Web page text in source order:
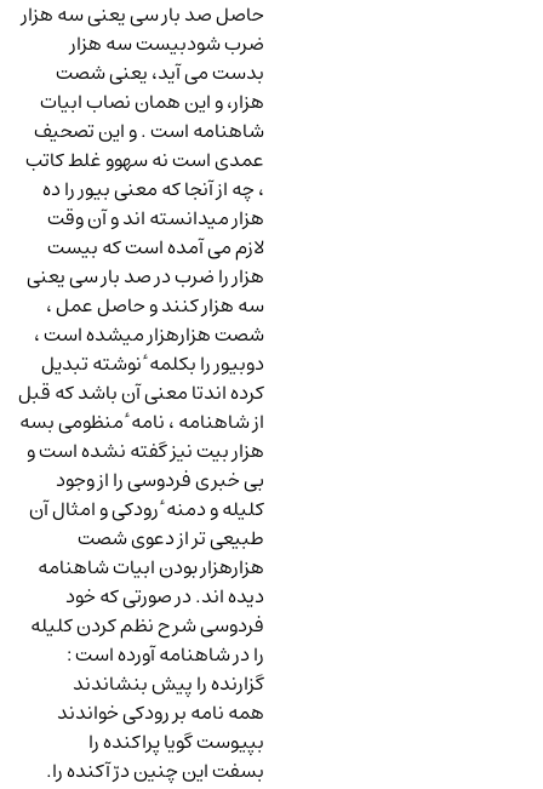
حاصل صد بار سی یعنی سه هزار
ضرب شودبیست سه هزار
بدست می آید، یعنی شصت
هزار، و این همان نصاب ابیات
شاهنامه است . و این تصحیف
عمدی است نه سهوو غلط کاتب
، چه از آنجا که معنی بیور را ده
هزار میدانسته اند و آن وقت
لازم می آمده است که بیست
هزار را ضرب در صد بار سی یعنی
سه هزار کنند و حاصل عمل ،
شصت هزارهزار میشده است ،
دوبیور را بکلمه ٔ نوشته تبدیل
کرده اندتا معنی آن باشد که قبل
از شاهنامه ، نامه ٔ منظومی بسه
هزار بیت نیز گفته نشده است و
بی خبری فردوسی را از وجود
کلیله و دمنه ٔ رودکی و امثال آن
طبیعی تر از دعوی شصت
هزارهزار بودن ابیات شاهنامه
دیده اند. در صورتی که خود
فردوسی شرح نظم کردن کلیله
را در شاهنامه آورده است:
گزارنده را پیش بنشاندند
همه نامه بر رودکی خواندند
بپیوست گویا پراکنده را
بسفت این چنین درّ آکنده را.